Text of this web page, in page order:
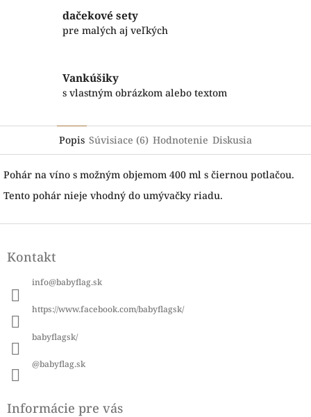
dačekové sety
pre malých aj veľkých
Vankúšiky
s vlastným obrázkom alebo textom
Popis Súvisiace (6) Hodnotenie Diskusia
Pohár na víno s možným objemom 400 ml s čiernou potlačou.
Tento pohár nieje vhodný do umývačky riadu.
Z
pKontakt
info@babyflag.sk
https://www.facebook.com/babyflagsk/
babyflagsk/
@babyflag.sk
Informácie pre vás